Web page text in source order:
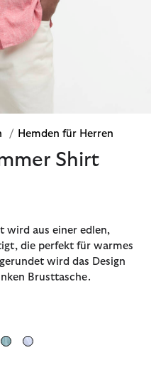
/ Hemden für Herren
Shirt
wird aus einer edlen,
die perfekt für warmes
wird das Design
Brusttasche.